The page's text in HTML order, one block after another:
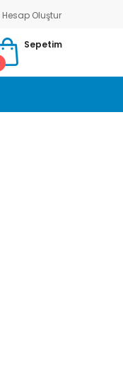
Hesap Oluştur
Sepetim